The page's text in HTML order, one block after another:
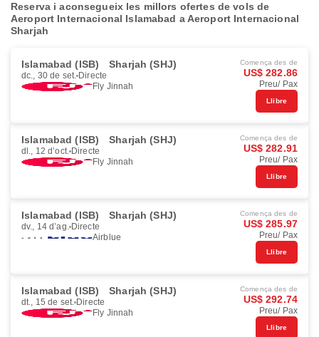
Reserva i aconsegueix les millors ofertes de vols de
Aeroport Internacional Islamabad a Aeroport Internacional
Sharjah
Islamabad (ISB) Sharjah (SHJ)
dc., 30 de set. Directe
Fly Jinnah
Comença des de
US$ 282.86
Preu/ Pax
Llibre
Islamabad (ISB) Sharjah (SHJ)
dl., 12 d’oct. Directe
Fly Jinnah
Comença des de
US$ 282.91
Preu/ Pax
Llibre
Islamabad (ISB) Sharjah (SHJ)
dv., 14 d’ag. Directe
Airblue
Comença des de
US$ 285.97
Preu/ Pax
Llibre
Islamabad (ISB) Sharjah (SHJ)
dt., 15 de set. Directe
Fly Jinnah
Comença des de
US$ 292.74
Preu/ Pax
Llibre